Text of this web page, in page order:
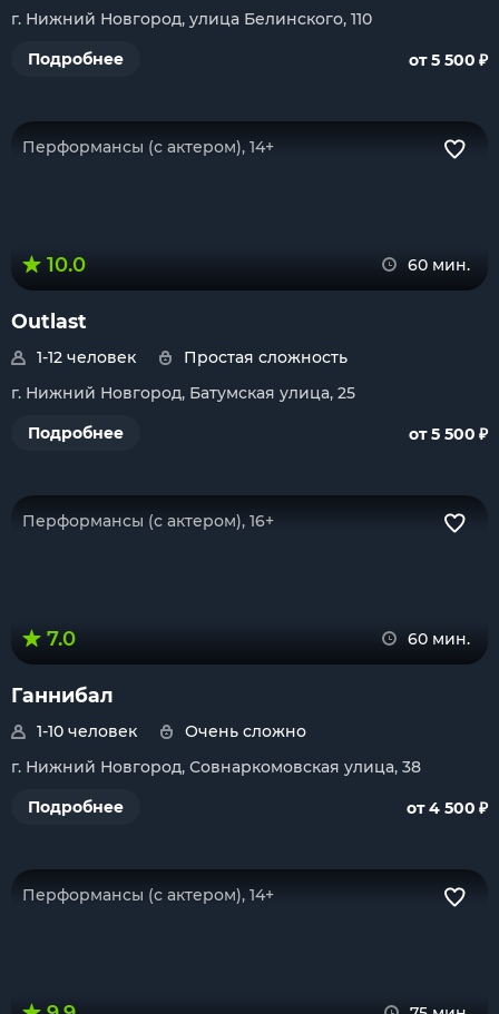
г. Нижний Новгород, улица Белинского, 110
Подробнее
от 5 500 ₽
Перформансы (с актером), 14+
10.0 60 мин.
Outlast
1-12 человек
Простая сложность
г. Нижний Новгород, Батумская улица, 25
Подробнее
от 5 500 ₽
Перформансы (с актером), 16+
7.0 60 мин.
Ганнибал
1-10 человек
Очень сложно
г. Нижний Новгород, Совнаркомовская улица, 38
Подробнее
от 4 500 ₽
Перформансы (с актером), 14+